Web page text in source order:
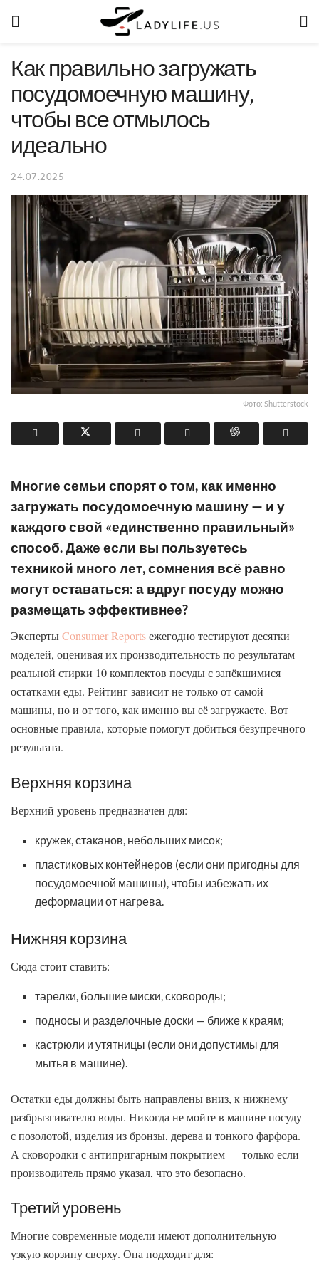
Как правильно загружать
посудомоечную машину,
чтобы все отмылось
идеально
24.07.2025
Фото: Shutterstock
Многие семьи спорят о том, как именно
загружать посудомоечную машину — и у
каждого свой «единственно правильный»
способ. Даже если вы пользуетесь
техникой много лет, сомнения всё равно
могут оставаться: а вдруг посуду можно
размещать эффективнее?
ЭкспертыConsumer Reportsежегодно тестируют десятки
моделей, оценивая их производительность по результатам
реальной стирки 10 комплектов посуды с запёкшимися
остатками еды. Рейтинг зависит не только от самой
машины, но и от того, как именно вы её загружаете. Вот
основные правила, которые помогут добиться безупречного
результата.
Верхняя корзина
Верхний уровень предназначен для:
кружек, стаканов, небольших мисок;
пластиковых контейнеров (если они пригодны для
посудомоечной машины), чтобы избежать их
деформации от нагрева.
Нижняя корзина
Сюда стоит ставить:
тарелки, большие миски, сковороды;
подносы и разделочные доски — ближе к краям;
кастрюли и утятницы (если они допустимы для
мытья в машине).
Остатки еды должны быть направлены вниз, к нижнему
разбрызгивателю воды. Никогда не мойте в машине посуду
с позолотой, изделия из бронзы, дерева и тонкого фарфора.
А сковородки с антипригарным покрытием — только если
производитель прямо указал, что это безопасно.
Третий уровень
Многие современные модели имеют дополнительную
узкую корзину сверху. Она подходит для: